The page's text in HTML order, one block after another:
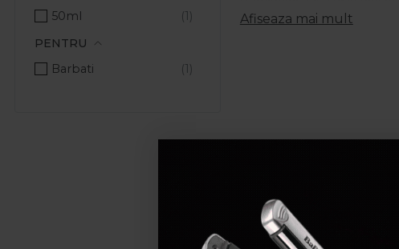
50ml
PENTRU
Barbati
discomfort, uscaciune sau
Afiseaza mai mult